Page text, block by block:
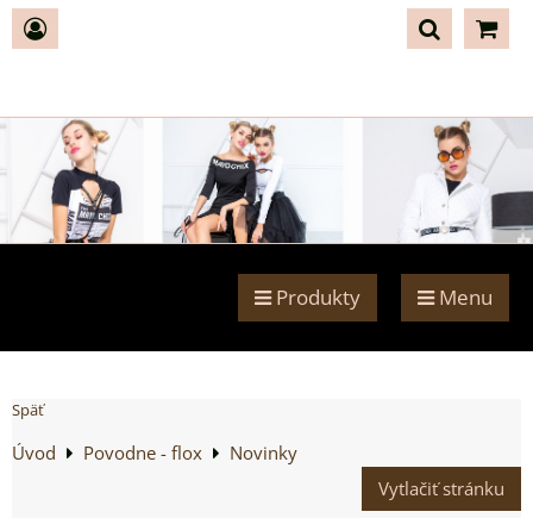
Produkty Menu
Späť
Úvod Povodne - flox
Novinky
Vytlačiť stránku